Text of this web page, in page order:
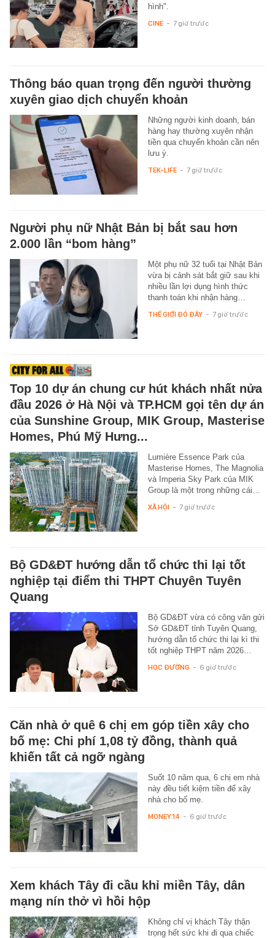
hình".
CINE - 7 giờ trước
Thông báo quan trọng đến người thường
xuyên giao dịch chuyển khoản
Những người kinh doanh, bán
hàng hay thường xuyên nhận
tiền qua chuyển khoản cần nên
lưu ý.
TEK-LIFE - 7 giờ trước
Người phụ nữ Nhật Bản bị bắt sau hơn
2.000 lần “bom hàng”
Một phụ nữ 32 tuổi tại Nhật Bản
vừa bị cảnh sát bắt giữ sau khi
nhiều lần lợi dụng hình thức
thanh toán khi nhận hàng…
THẾ GIỚI ĐÓ ĐÂY - 7 giờ trước
Top 10 dự án chung cư hút khách nhất nửa
đầu 2026 ở Hà Nội và TP.HCM gọi tên dự án
của Sunshine Group, MIK Group, Masterise
Homes, Phú Mỹ Hưng...
Lumière Essence Park của
Masterise Homes, The Magnolia
và Imperia Sky Park của MIK
Group là một trong những cái…
XÃ HỘI - 7 giờ trước
Bộ GD&ĐT hướng dẫn tổ chức thi lại tốt
nghiệp tại điểm thi THPT Chuyên Tuyên
Quang
Bộ GD&ĐT vừa có công văn gửi
Sở GD&ĐT tỉnh Tuyên Quang,
hướng dẫn tổ chức thi lại kì thi
tốt nghiệp THPT năm 2026…
HỌC ĐƯỜNG - 6 giờ trước
Căn nhà ở quê 6 chị em góp tiền xây cho
bố mẹ: Chi phí 1,08 tỷ đồng, thành quả
khiến tất cả ngỡ ngàng
Suốt 10 năm qua, 6 chị em nhà
này đều tiết kiệm tiền để xây
nhà cho bố mẹ.
MONEY.14 - 6 giờ trước
Xem khách Tây đi cầu khỉ miền Tây, dân
mạng nín thở vì hồi hộp
Không chỉ vị khách Tây thận
trọng hết sức khi đi qua chiếc